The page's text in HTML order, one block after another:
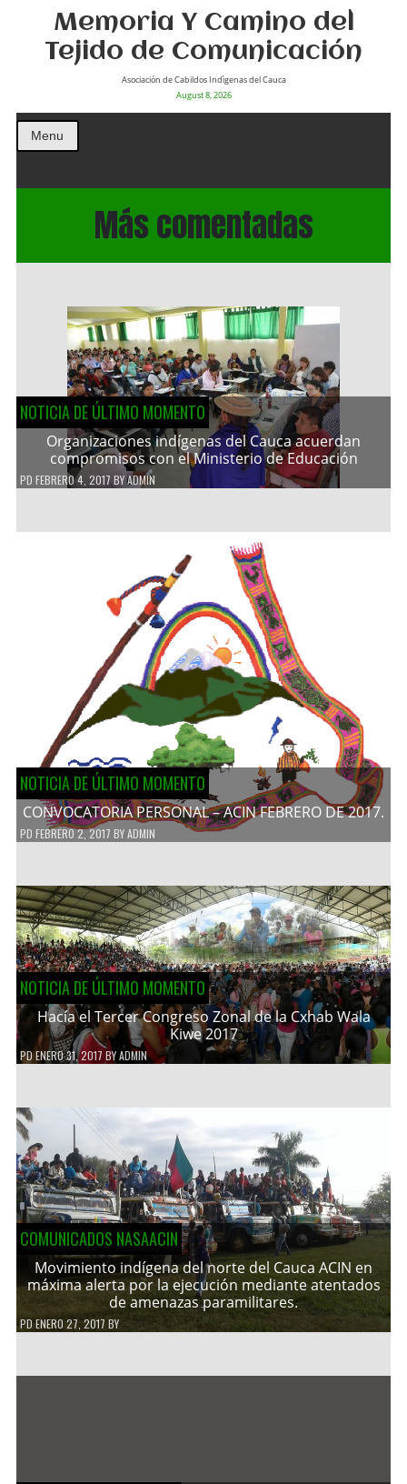
Memoria Y Camino del
Tejido de Comunicación
Asociación de Cabildos Indìgenas del Cauca
August 8, 2026
Menu
Más comentadas
NOTICIA DE ÚLTIMO MOMENTO
Organizaciones indígenas del Cauca acuerdan
compromisos con el Ministerio de Educación
PD FEBRERO 4, 2017 BYADMIN
NOTICIA DE ÚLTIMO MOMENTO
CONVOCATORIA PERSONAL – ACIN FEBRERO DE 2017.
PD FEBRERO 2, 2017 BYADMIN
NOTICIA DE ÚLTIMO MOMENTO
Hacía el Tercer Congreso Zonal de la Cxhab Wala
Kiwe 2017
PDENERO 31, 2017 BYADMIN
COMUNICADOS NASAACIN
Movimiento indígena del norte del Cauca ACIN en
máxima alerta por la ejecución mediante atentados
de amenazas paramilitares.
PDENERO 27, 2017 BY